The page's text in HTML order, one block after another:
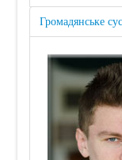
Громадянське